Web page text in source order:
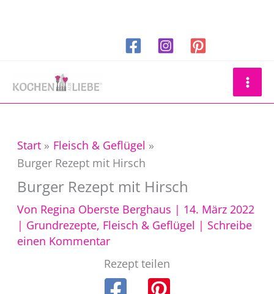
Start
Fleisch & Geflügel
Burger Rezept mit Hirsch
Burger Rezept mit Hirsch
Von Regina Oberste Berghaus | 14. März 2022
| Grundrezepte, Fleisch & Geflügel | Schreibe
einen Kommentar
Rezept teilen